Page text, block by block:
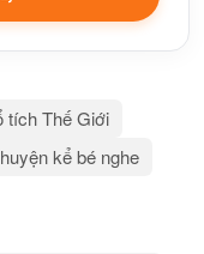
tích Thế Giới
kể bé nghe